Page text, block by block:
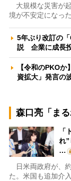
大規模な災害が
境が不安定になっ
5年ぶり改訂の
説 企業に成長
【令和のPKO
資拡大」発言
森口亮「まる
れ”
…
日米両政府が、
た。米国も追加介